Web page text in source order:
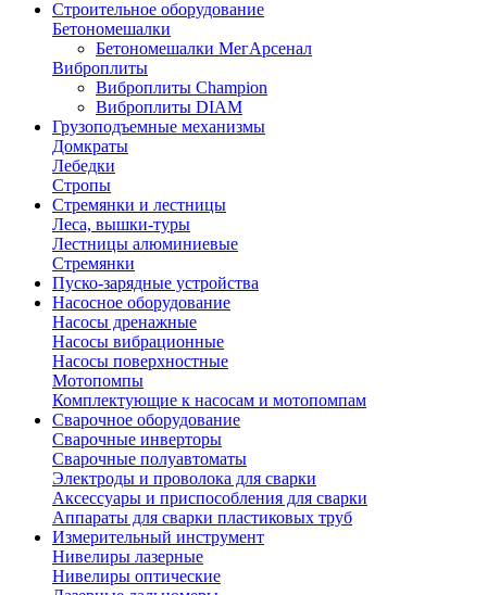
Строительное оборудование
Бетономешалки
Бетономешалки МегАрсенал
Виброплиты
Виброплиты Champion
Виброплиты DIAM
Грузоподъемные механизмы
Домкраты
Лебедки
Стропы
Стремянки и лестницы
Леса, вышки-туры
Лестницы алюминиевые
Стремянки
Пуско-зарядные устройства
Насосное оборудование
Насосы дренажные
Насосы вибрационные
Насосы поверхностные
Мотопомпы
Комплектующие к насосам и мотопомпам
Сварочное оборудование
Сварочные инверторы
Сварочные полуавтоматы
Электроды и проволока для сварки
Аксессуары и приспособления для сварки
Аппараты для сварки пластиковых труб
Измерительный инструмент
Нивелиры лазерные
Нивелиры оптические